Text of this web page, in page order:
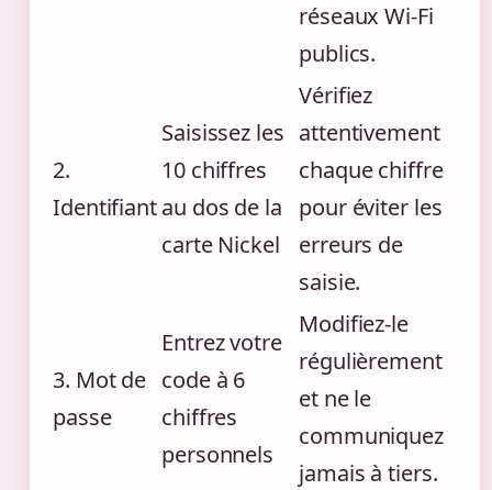
réseaux Wi-Fi
publics.
2.
Identifiant
Saisissez les
10 chiffres
au dos de la
carte Nickel
Vérifiez
attentivement
chaque chiffre
pour éviter les
erreurs de
saisie.
3. Mot de
passe
Entrez votre
code à 6
chiffres
personnels
Modifiez-le
régulièrement
et ne le
communiquez
jamais à tiers.